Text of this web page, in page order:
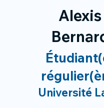
Alexis
Université